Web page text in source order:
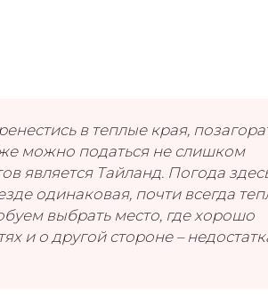
в теплые края,
можно податься не слишком
является Тайланд. Погода
одинаковая, почти всегда
выбрать место, где хорошо
и о другой стороне –